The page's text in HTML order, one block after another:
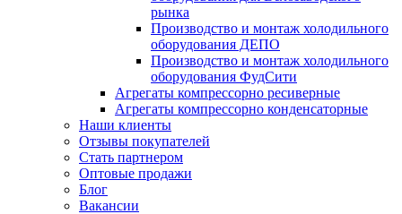
рынка
Производство и монтаж холодильного
оборудования ДЕПО
Производство и монтаж холодильного
оборудования ФудСити
Агрегаты компрессорно ресиверные
Агрегаты компрессорно конденсаторные
Наши клиенты
Отзывы покупателей
Стать партнером
Оптовые продажи
Блог
Вакансии